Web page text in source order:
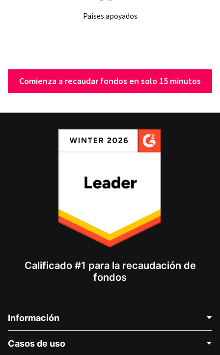
Países apoyados
Comienza a recaudar fondos en solo 15 minutos
Calificado #1 para la recaudación de
fondos
Información
Acerca de nosotros
Casos de uso